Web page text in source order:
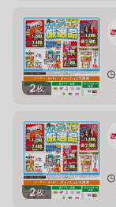
2枚
2枚